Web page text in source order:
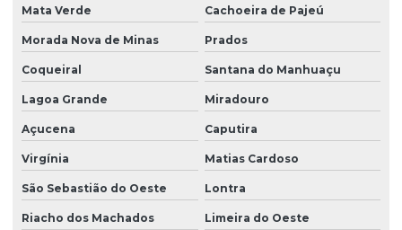
Mata Verde Cachoeira de Pajeú
Morada Nova de Minas Prados
Coqueiral Santana do Manhuaçu
Lagoa Grande Miradouro
Açucena Caputira
Virgínia Matias Cardoso
São Sebastião do Oeste Lontra
Riacho dos Machados Limeira do Oeste